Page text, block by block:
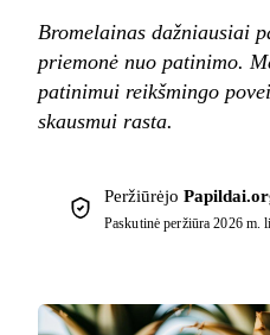
Bromelainas dažniausiai
priemonė nuo patinimo.
patinimui reikšmingo
skausmui rasta.
Peržiūrėjo
Paskutinė peržiūra2026 m.